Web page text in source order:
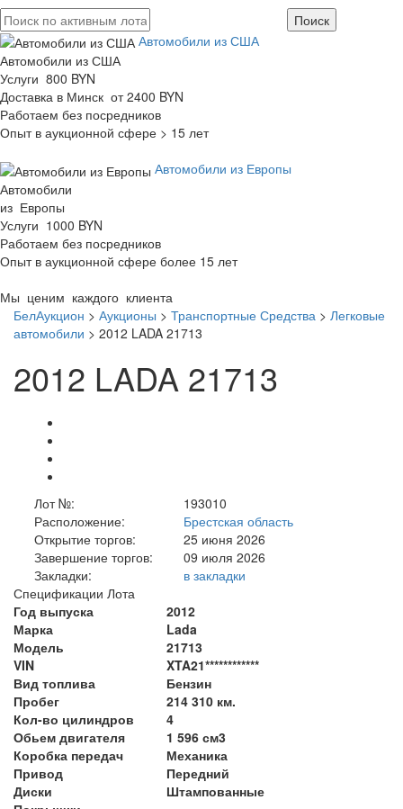
Автомобили из США
Автомобили из США
Услуги 800 BYN
Доставка в Минск от 2400 BYN
Работаем без посредников
Опыт в аукционной сфере > 15 лет
Автомобили из Европы
Автомобили
из Европы
Услуги 1000 BYN
Работаем без посредников
Опыт в аукционной сфере более 15 лет
Мы ценим каждого клиента
БелАукцион > Аукционы > Транспортные Средства > Легковые
автомобили > 2012 LADA 21713
2012 LADA 21713
Лот №:
193010
Расположение:
Брестская область
Открытие торгов:
25 июня 2026
Завершение торгов:
09 июля 2026
Закладки:
в закладки
Спецификации Лота
Год выпуска
2012
Марка
Lada
Модель
21713
VIN
XTA21************
Вид топлива
Бензин
Пробег
214 310 км.
Кол-во цилиндров
4
Обьем двигателя
1 596 см3
Коробка передач
Механика
Привод
Передний
Диски
Штампованные